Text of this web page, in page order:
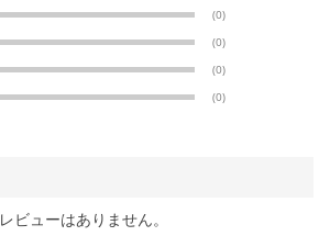
(0)
(0)
(0)
(0)
レビューはありません。